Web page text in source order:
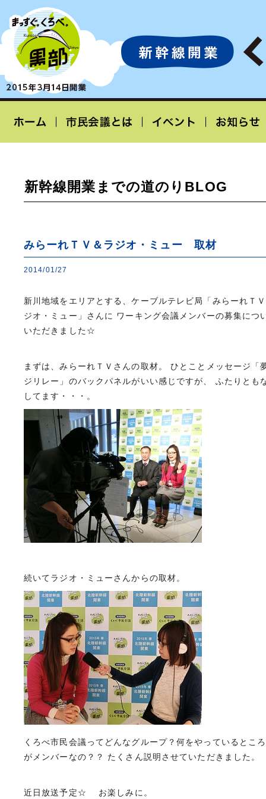
新幹線開業までの道のりBLOG
みらーれＴＶ＆ラジオ・ミュー 取材
2014/01/27
新川地域をエリアとする、ケーブルテレビ局「みらーれＴ
ジオ・ミュー」さんに ワーキング会議メンバーの募集につ
いただきました☆
まずは、みらーれＴＶさんの取材。 ひとことメッセージ「
ジリレー」のバックパネルがいい感じですが、 ふたりとも
してます・・・。
続いてラジオ・ミューさんからの取材。
くろべ市民会議ってどんなグループ？何をやっているとこ
がメンバーなの？？ たくさん説明させていただきました。
近日放送予定☆ お楽しみに。